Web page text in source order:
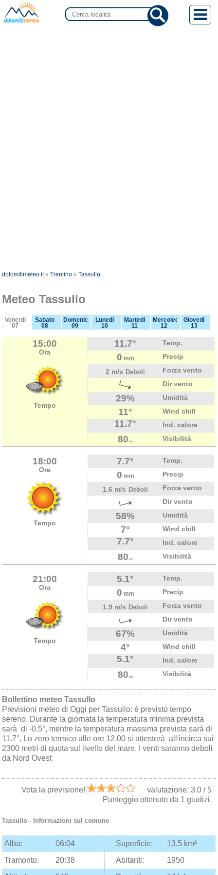
dolomitimeteo.it»Trentino »Tassullo
Meteo Tassullo
Venerdi
07
Sabato
08
Domenica
09
Lunedi
10
Martedi
11
Mercoledi
12
Giovedi
13
15:00
Ora
Tempo
11.7° Temp.
0 mm
Precip
2 m/s Deboli
Forza vento
Dir vento
29% Umidità
11° Wind chill
11.7° Ind. calore
80 km Visibilità
18:00
Ora
Tempo
7.7° Temp.
0 mm
Precip
1.6 m/s Deboli
Forza vento
Dir vento
58% Umidità
7° Wind chill
7.7° Ind. calore
80 km Visibilità
21:00
Ora
Tempo
5.1° Temp.
0 mm
Precip
1.9 m/s Deboli
Forza vento
Dir vento
67% Umidità
4° Wind chill
5.1° Ind. calore
80 km Visibilità
Bollettino meteo Tassullo
Previsioni meteo di Oggi per Tassullo: è previsto tempo
sereno. Durante la giornata la temperatura minima prevista
sarà di -0.5°, mentre la temperatura massima prevista sarà di
11.7°, Lo zero termico alle ore 12.00 si attesterà all'incirca sui
2300 metri di quota sul livello del mare. I venti saranno deboli
da Nord Ovest
Vota la previsione! valutazione: 3.0/ 5
Punteggio ottenuto da 1 giudizi.
Tassullo - Informazioni sul comune
Alba: 06:04 Superficie:
13.5 km²
Tramonto:
20:38 Abitanti:
1950